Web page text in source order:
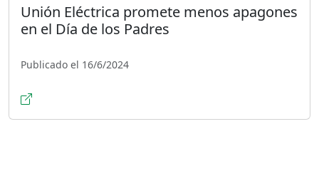
Unión Eléctrica promete menos apagones
en el Día de los Padres
Publicado el 16/6/2024